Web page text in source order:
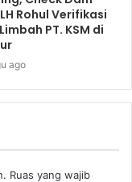
Rohul Verifikasi
PT. KSM di
ago
Ruas yang wajib